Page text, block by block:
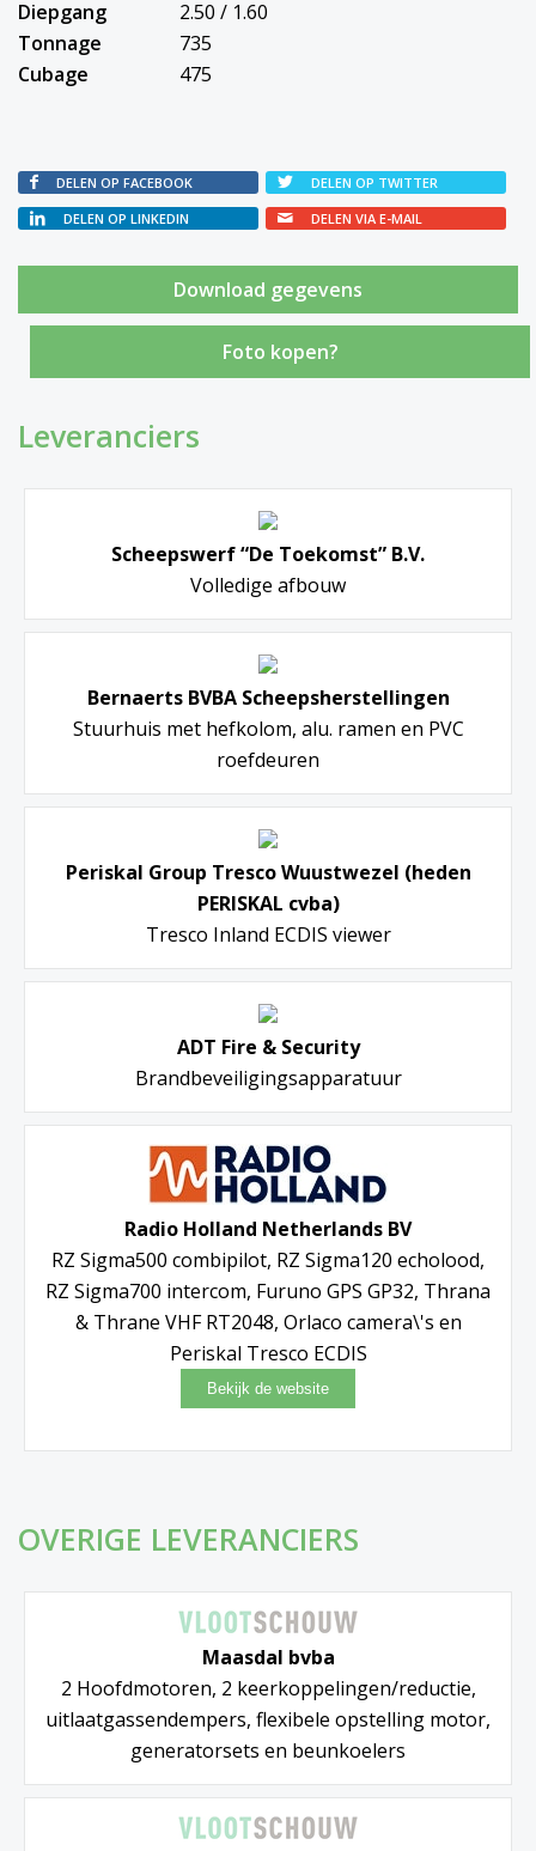
Diepgang
2.50 / 1.60
Tonnage
735
Cubage
475
DELEN OP FACEBOOK
DELEN OP TWITTER
DELEN OP LINKEDIN
DELEN VIA E-MAIL
Foto kopen?
Leveranciers
Scheepswerf “De Toekomst” B.V.
Volledige afbouw
Bernaerts BVBA Scheepsherstellingen
Stuurhuis met hefkolom, alu. ramen en PVC
roefdeuren
Periskal Group Tresco Wuustwezel (heden
PERISKAL cvba)
Tresco Inland ECDIS viewer
ADT Fire & Security
Brandbeveiligingsapparatuur
Radio Holland Netherlands BV
RZ Sigma500 combipilot, RZ Sigma120 echolood,
RZ Sigma700 intercom, Furuno GPS GP32, Thrana
& Thrane VHF RT2048, Orlaco camera\'s en
Periskal Tresco ECDIS
OVERIGE LEVERANCIERS
Maasdal bvba
2 Hoofdmotoren, 2 keerkoppelingen/reductie,
uitlaatgassendempers, flexibele opstelling motor,
generatorsets en beunkoelers